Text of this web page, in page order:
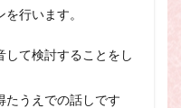
行います。
して検討することをし
たうえでの話しです